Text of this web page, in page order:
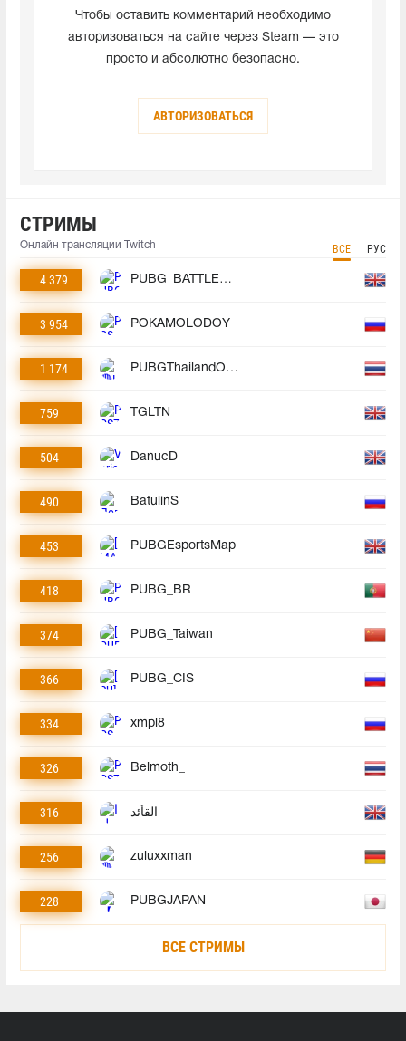
Чтобы оставить комментарий необходимо
авторизоваться на сайте через Steam — это
просто и абсолютно безопасно.
АВТОРИЗОВАТЬСЯ
СТРИМЫ
Онлайн трансляции Twitch ВСЕ РУС
4 379 PUBG_BATTLEGROUNDS
3 954 POKAMOLODOY
1 174 PUBGThailandOfficial
759 TGLTN
504 DanucD
490 BatulinS
453 PUBGEsportsMap
418 PUBG_BR
374 PUBG_Taiwan
366 PUBG_CIS
334 xmpl8
326 Belmoth_
316 القأئد
256 zuluxxman
228 PUBGJAPAN
ВСЕ СТРИМЫ